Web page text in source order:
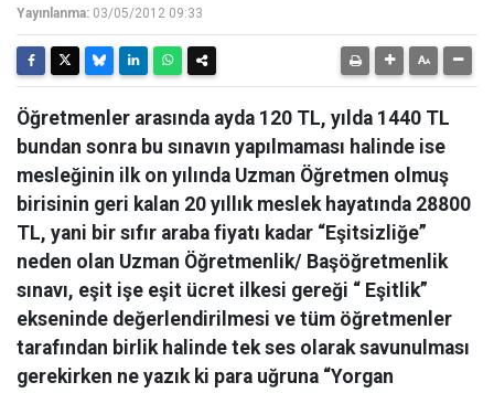
Yayınlanma: 03/05/2012 09:33
Öğretmenler arasında ayda 120 TL, yılda 1440 TL
bundan sonra bu sınavın yapılmaması halinde ise
mesleğinin ilk on yılında Uzman Öğretmen olmuş
birisinin geri kalan 20 yıllık meslek hayatında 28800
TL, yani bir sıfır araba fiyatı kadar “Eşitsizliğe”
neden olan Uzman Öğretmenlik/ Başöğretmenlik
sınavı, eşit işe eşit ücret ilkesi gereği “ Eşitlik”
ekseninde değerlendirilmesi ve tüm öğretmenler
tarafından birlik halinde tek ses olarak savunulması
gerekirken ne yazık ki para uğruna “Yorgan